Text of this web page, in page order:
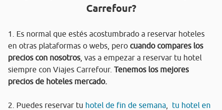
Carrefour?
1. Es normal que estés acostumbrado a reservar hoteles
en otras plataformas o webs, pero cuando compares los
precios con nosotros, vas a empezar a reservar tu hotel
siempre con Viajes Carrefour. Tenemos los mejores
precios de hoteles mercado.
2. Puedes reservar tu hotel de fin de semana
tu hotel en